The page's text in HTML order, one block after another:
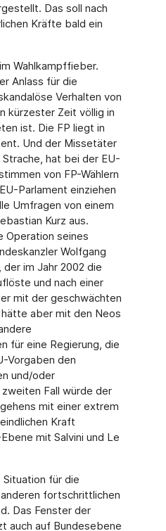
Das soll nach
Kräfte bald ein
Wahlkampffieber.
Anlass für die
Verhalten von
kürzester Zeit völlig in
ist. Die FP liegt in
Und der Missetäter
hat bei der EU-
von FP-Wählern
Parlament einziehen
Umfragen von einem
Kurz aus.
Operation seines
Wolfgang
im Jahr 2002 die
und nach einer
mit der geschwächten
aber mit den Neos
für eine Regierung, die
Vorgaben den
und/oder
Fall würde der
mit einer extrem
Kraft
mit Salvini und Le
für die
fortschrittlichen
Das Fenster der
auch auf Bundesebene